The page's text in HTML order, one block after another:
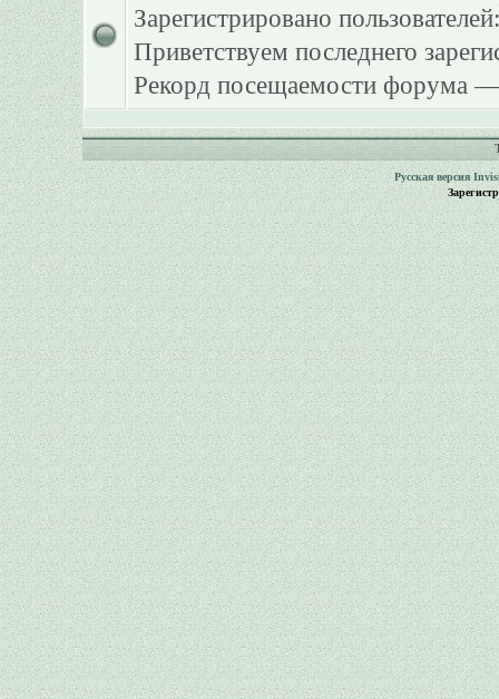
Зарегистрировано
Приветствуем последнего
Рекорд посещаемости форума
Русская версия